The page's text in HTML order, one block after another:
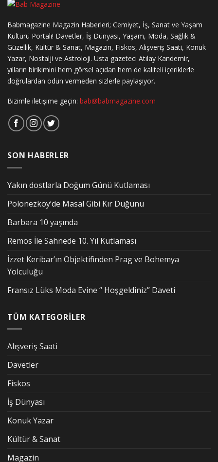
Babmagazine Magazin Haberleri; Cemiyet, İş, Sanat ve Yaşam
Kültürü Portalı! Davetler, İş Dünyası, Yaşam, Moda, Sağlık &
Güzellik, Kültür & Sanat, Magazin, Fiskos, Alışveriş Saati, Konuk
Yazar, Nostalji ve Astroloji. Usta gazeteci Atılay Kandemir,
yılların birikimini hem görsel açıdan hem de kaliteli içeriklerle
doğrulardan ödün vermeden sizlerle paylaşıyor.
Bizimle iletişime geçin: bab@babmagazine.com
SON HABERLER
Yakın dostlarla Doğum Günü Kutlaması
Polonezköy’de Masal Gibi Kır Düğünü
Barbara 10 yaşında
Remos İle Sahnede 10. Yıl Kutlaması
İzzet Keribar’ın Objektifinden Prag ve Bohemya
Yolculuğu
Fransız Lüks Moda Evine “ Hoşgeldiniz” Daveti
TÜM KATEGORİLER
Alışveriş Saati
Davetler
Fiskos
İş Dünyası
Konuk Yazar
Kültür & Sanat
Magazin